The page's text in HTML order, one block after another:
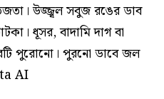
উজ্জ্বল সবুজ রঙের ডাব
ধূসর, বাদামি দাগ বা
পুরোনো। পুরনো ডাবে জল
AI